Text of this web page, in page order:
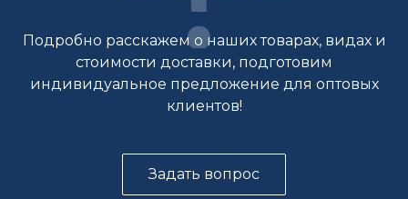
Подробно расскажем о наших товарах, видах и
стоимости доставки, подготовим
индивидуальное предложение для оптовых
клиентов!
Задать вопрос